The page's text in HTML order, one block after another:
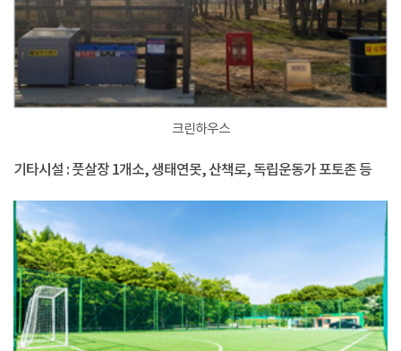
크린하우스
기타시설 : 풋살장 1개소, 생태연못, 산책로, 독립운동가 포토존 등